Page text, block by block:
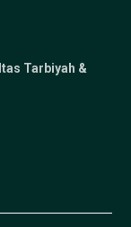
Tarbiyah &